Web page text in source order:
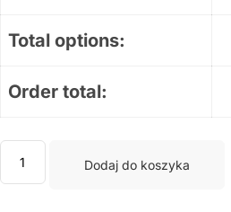
Total options:
Order total:
Dodaj do koszyka